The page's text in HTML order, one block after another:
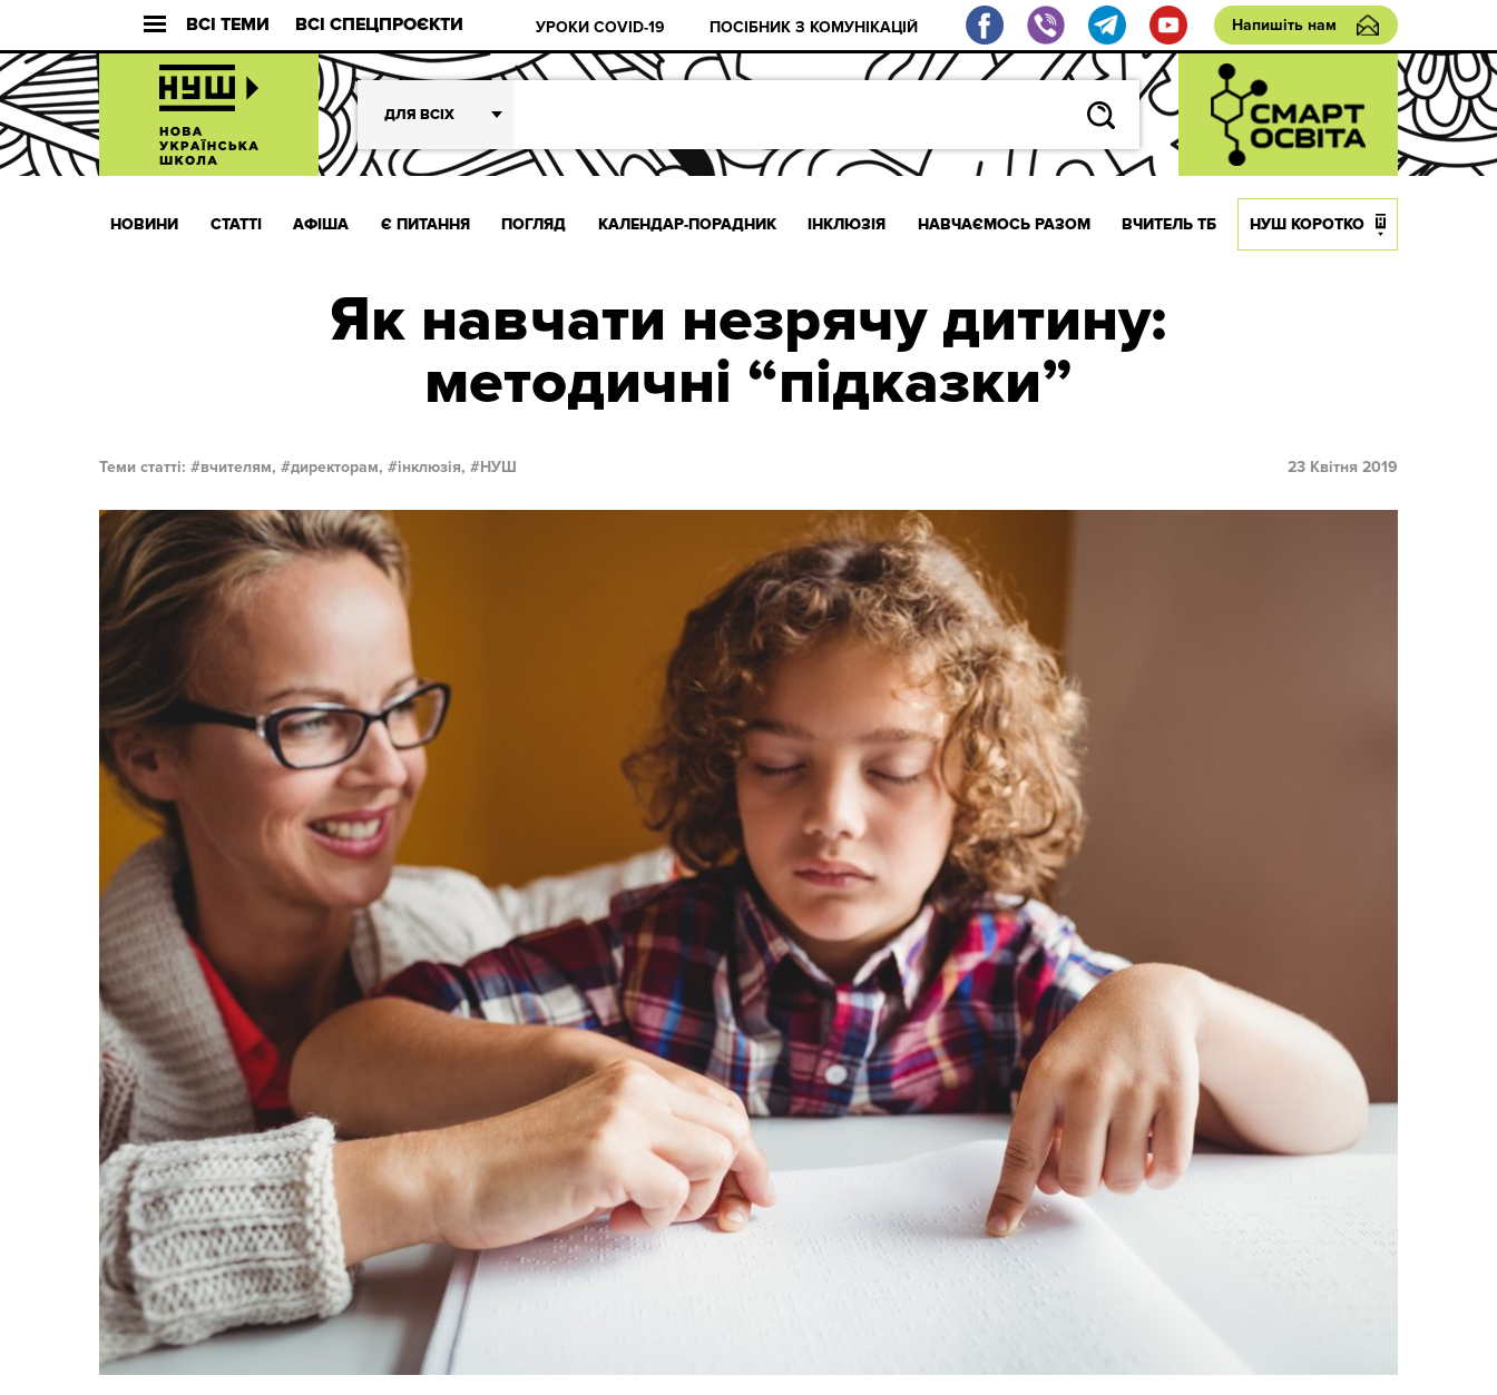
ВСІ ТЕМИ ВСІ СПЕЦПРОЄКТИ УРОКИ COVID-19 ПОСІБНИК З КОМУНІКАЦІЙ Напишіть нам
ДЛЯ ВСІХ
НОВИНИ СТАТТІ АФІША Є ПИТАННЯ ПОГЛЯД КАЛЕНДАР-ПОРАДНИК ІНКЛЮЗІЯ НАВЧАЄМОСЬ РАЗОМ ВЧИТЕЛЬ ТБ НУШ КОРОТКО
Як навчати незрячу дитину:
методичні “підказки”
Теми статті: вчителям, директорам, інклюзія, НУШ 23 Квітня 2019